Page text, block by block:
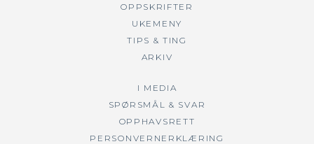
OPPSKRIFTER
UKEMENY
TIPS & TING
ARKIV
I MEDIA
SPØRSMÅL & SVAR
OPPHAVSRETT
PERSONVERNERKLÆRING